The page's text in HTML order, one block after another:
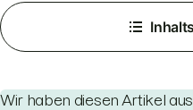
Wir haben diesen Artikel